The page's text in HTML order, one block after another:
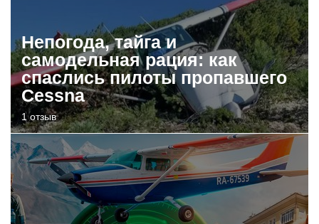
Непогода, тайга и
самодельная рация: как
спаслись пилоты пропавшего
Cessna
1 отзыв